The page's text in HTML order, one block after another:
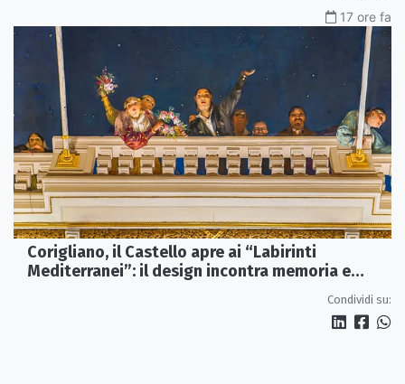
17 ore fa
Corigliano, il Castello apre ai “Labirinti
Mediterranei”: il design incontra memoria e
Condividi su: